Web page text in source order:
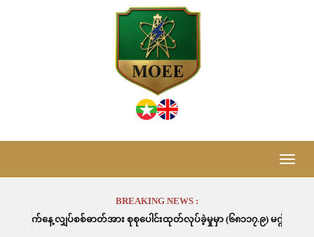
Toggle
BREAKING NEWS :
စ်ဓာတ်အား စုစုပေါင်းထုတ်လုပ်ခဲ့မှုမှာ (၆၈၁၁၇.၉) မဂ္ဂါဝပ်နာရီဖြစ်ပါသည်။